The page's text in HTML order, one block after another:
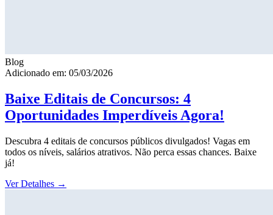
Blog
Adicionado em: 05/03/2026
Baixe Editais de Concursos: 4
Oportunidades Imperdíveis Agora!
Descubra 4 editais de concursos públicos divulgados! Vagas em
todos os níveis, salários atrativos. Não perca essas chances. Baixe
já!
Ver Detalhes →